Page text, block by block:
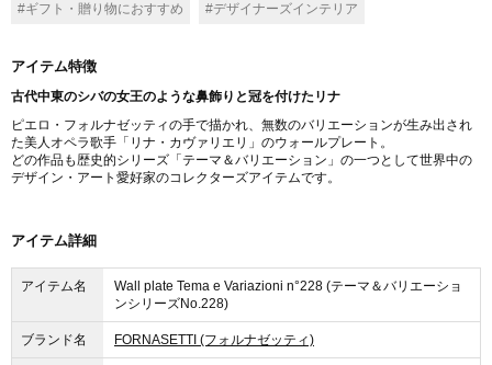
#ギフト・贈り物におすすめ #デザイナーズインテリア
アイテム特徴
古代中東のシバの女王のような鼻飾りと冠を付けたリナ
ピエロ・フォルナゼッティの手で描かれ、無数のバリエーションが生み出され
た美人オペラ歌手「リナ・カヴァリエリ」のウォールプレート。
どの作品も歴史的シリーズ「テーマ＆バリエーション」の一つとして世界中の
デザイン・アート愛好家のコレクターズアイテムです。
アイテム詳細
アイテム名
Wall plate Tema e Variazioni n°228 (テーマ＆バリエーショ
ンシリーズNo.228)
ブランド名 FORNASETTI (フォルナゼッティ)